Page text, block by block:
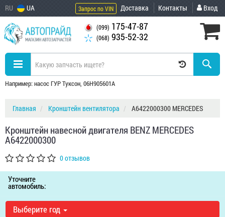
RU UA Запрос по VIN Доставка Контакты Вход
(099) 175-47-87
(068) 935-52-32
Например: насос ГУР Туксон, 06H905601A
Главная Кронштейн вентилятора A6422000300 MERCEDES
Кронштейн навесной двигателя BENZ MERCEDES
A6422000300
0 отзывов
Уточните
автомобиль:
Выберите год